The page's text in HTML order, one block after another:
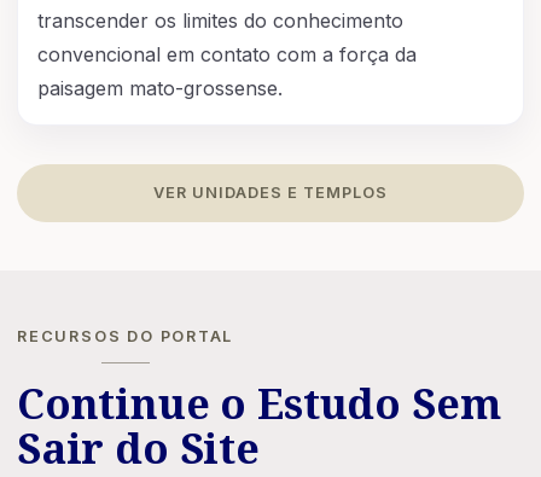
transcender os limites do conhecimento
convencional em contato com a força da
paisagem mato-grossense.
VER UNIDADES E TEMPLOS
RECURSOS DO PORTAL
Continue o Estudo Sem
Sair do Site